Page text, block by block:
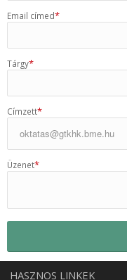
Email címed*
Tárgy*
Címzett*
Üzenet*
HASZNOS LINKEK